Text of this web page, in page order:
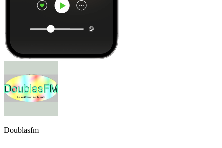
Doublasfm